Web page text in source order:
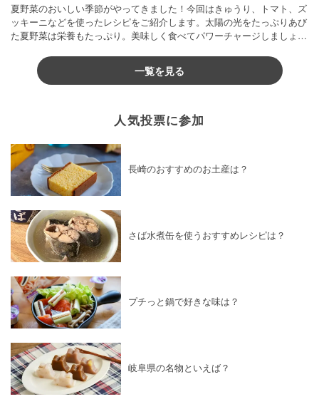
夏野菜のおいしい季節がやってきました！今回はきゅうり、トマト、ズ
ッキーニなどを使ったレシピをご紹介します。太陽の光をたっぷりあび
た夏野菜は栄養もたっぷり。美味しく食べてパワーチャージしましょう
一覧を見る
人気投票に参加
長崎のおすすめのお土産は？
さば水煮缶を使うおすすめレシピは？
プチっと鍋で好きな味は？
岐阜県の名物といえば？